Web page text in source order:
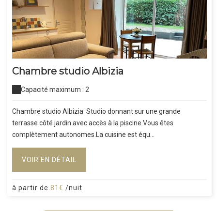
Chambre studio Albizia
Capacité maximum : 2
Chambre studio Albizia Studio donnant sur une grande
terrasse côté jardin avec accès à la piscine.Vous êtes
complètement autonomes.La cuisine est équ...
VOIR EN DÉTAIL
à partir de 81€ /nuit